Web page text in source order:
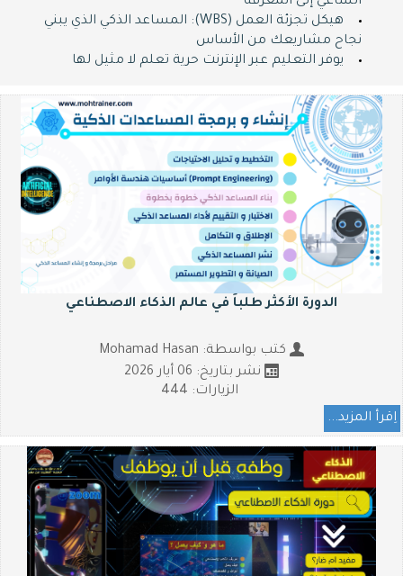
هيكل تجزئة العمل (WBS): المساعد الذكي الذي يبني
نجاح مشاريعك من الأساس
يوفر التعليم عبر الإنترنت حرية تعلم لا مثيل لها
الدورة اﻷكثر طلباً في عالم الذكاء الاصطناعي
كتب بواسطة: Mohamad Hasan
نشر بتاريخ: 06 أيار 2026
الزيارات: 444
اِقرأ المزيد...